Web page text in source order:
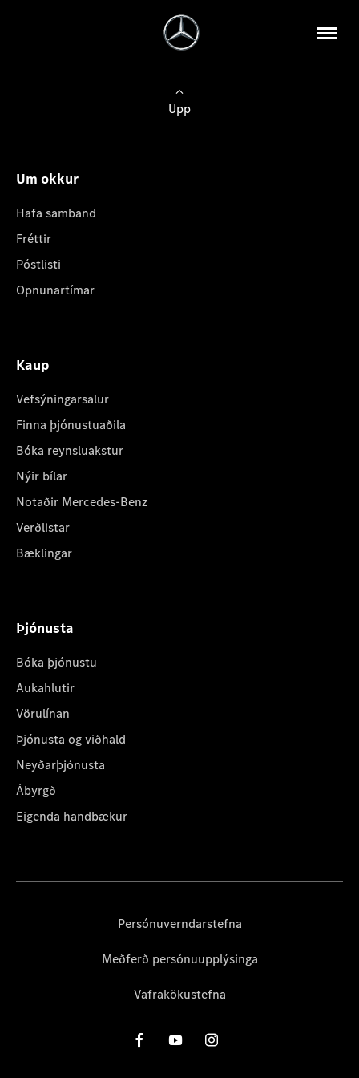
Upp
Um okkur
Hafa samband
Fréttir
Póstlisti
Opnunartímar
Kaup
Vefsýningarsalur
Finna þjónustuaðila
Bóka reynsluakstur
Nýir bílar
Notaðir Mercedes-Benz
Verðlistar
Bæklingar
Þjónusta
Bóka þjónustu
Aukahlutir
Vörulínan
Þjónusta og viðhald
Neyðarþjónusta
Ábyrgð
Eigenda handbækur
Persónuverndarstefna
Meðferð persónuupplýsinga
Vafrakökustefna